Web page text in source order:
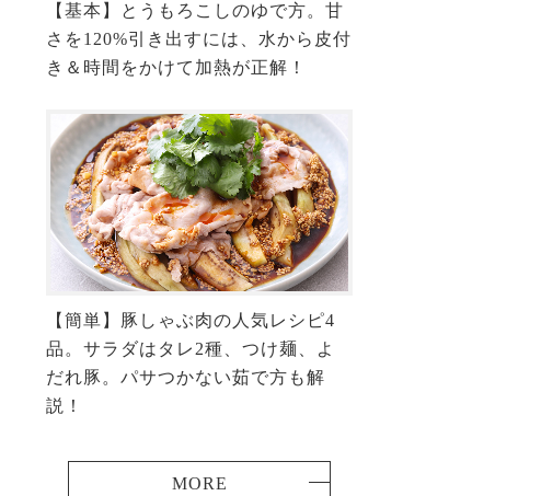
【基本】とうもろこしのゆで方。甘
さを120%引き出すには、水から皮付
き＆時間をかけて加熱が正解！
【簡単】豚しゃぶ肉の人気レシピ4
品。サラダはタレ2種、つけ麺、よ
だれ豚。パサつかない茹で方も解
説！
MORE